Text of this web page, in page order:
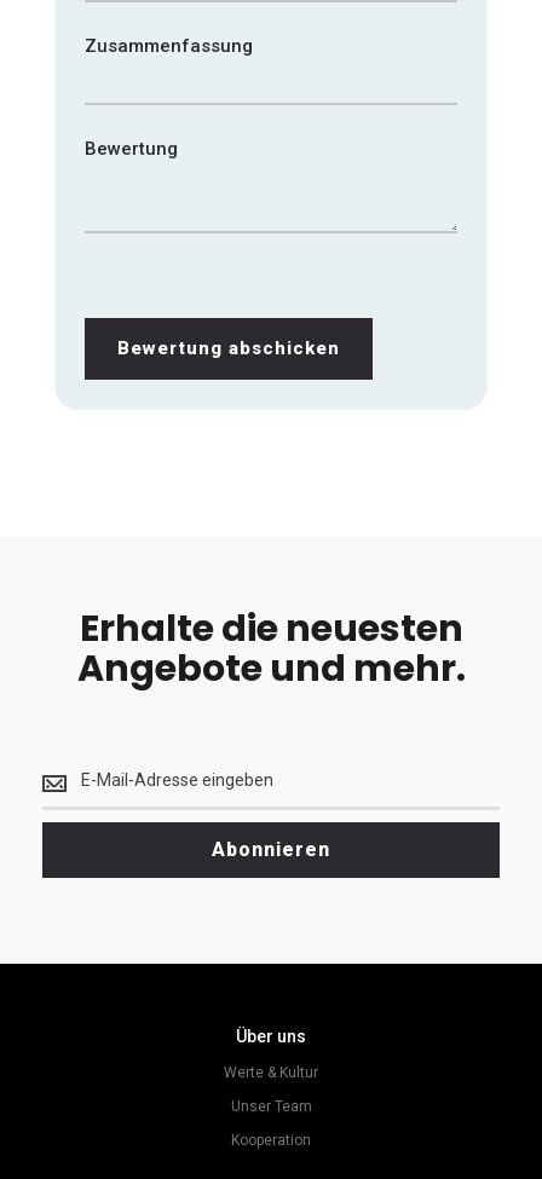
Zusammenfassung
Bewertung
Bewertung abschicken
Erhalte die neuesten
Angebote und mehr.
die
neuesten
<br>
Abonnieren
Über uns
Werte & Kultur
Unser Team
Kooperation